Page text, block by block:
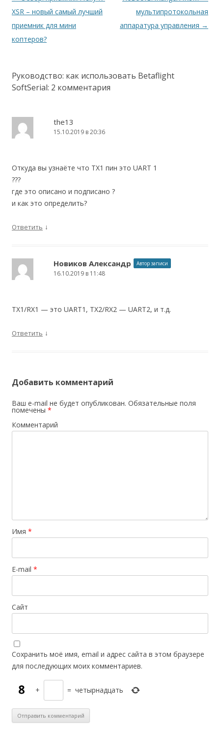
по
записям
XSR – новый самый лучший
приемник для мини
коптеров?
мультипротокольная
аппаратура управления →
Руководство: как использовать Betaflight
SoftSerial: 2 комментария
the13
15.10.2019 в 20:36
Откуда вы узнаёте что TX1 пин это UART 1
???
где это описано и подписано ?
и как это определить?
Ответить ↓
Новиков Александр Автор записи
16.10.2019 в 11:48
TX1/RX1 — это UART1, TX2/RX2 — UART2, и т.д.
Ответить ↓
Добавить комментарий
Ваш e-mail не будет опубликован. Обязательные поля
помечены *
Комментарий
Имя *
E-mail *
Сайт
Сохранить моё имя, email и адрес сайта в этом браузере
для последующих моих комментариев.
+ = четырнадцать